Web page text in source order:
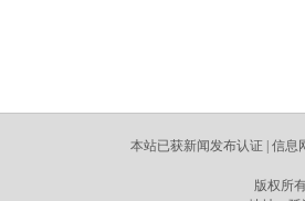
本站已获新闻发布认证 | 信息
版权所